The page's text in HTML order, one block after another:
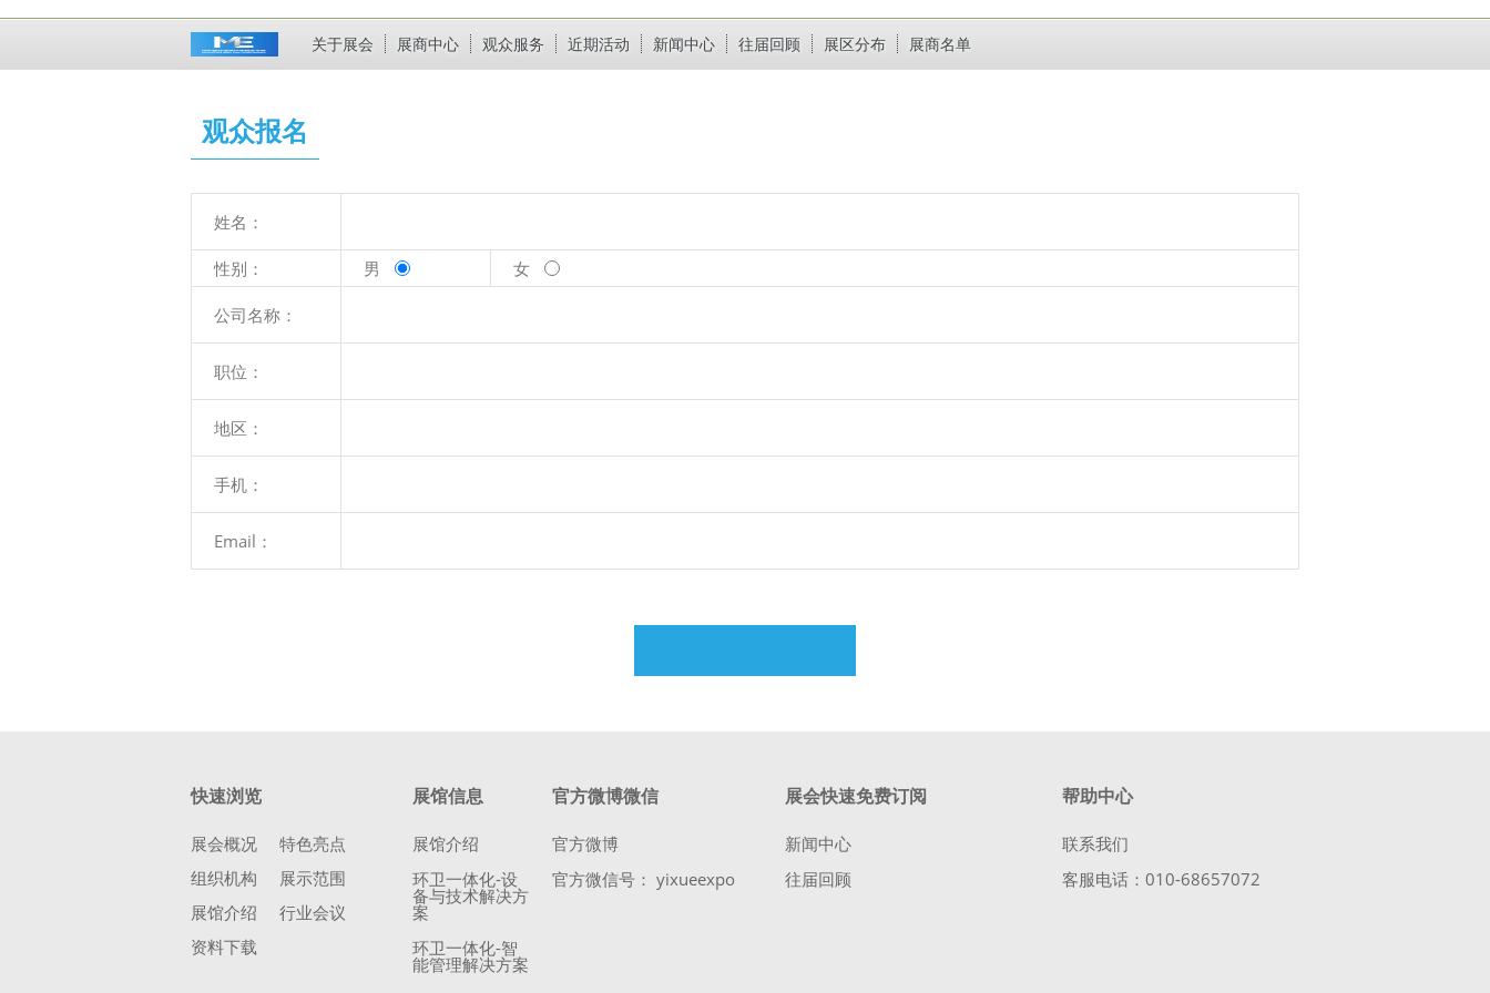
关于展会 展商中心 观众服务 近期活动 新闻中心 往届回顾 展区分布 展商名单
观众报名
姓名：
性别： 男 女
公司名称：
职位：
地区：
手机：
Email：
快速浏览
展会概况
特色亮点
组织机构
展示范围
展馆介绍
行业会议
资料下载
展馆信息
展馆介绍
环卫一体化-设
备与技术解决方
案
环卫一体化-智
能管理解决方案
官方微博微信
官方微博
官方微信号： yixueexpo
展会快速免费订阅
新闻中心
往届回顾
帮助中心
联系我们
客服电话：010-68657072